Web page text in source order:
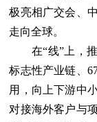
极亮相广交会、
走向全球。
在“线”上，推
标志性产业链、
用，向上下游中
对接海外客户与